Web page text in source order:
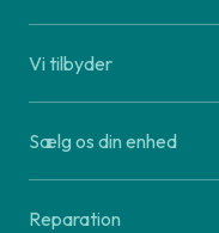
Vi tilbyder
Sælg os din enhed
Reparation